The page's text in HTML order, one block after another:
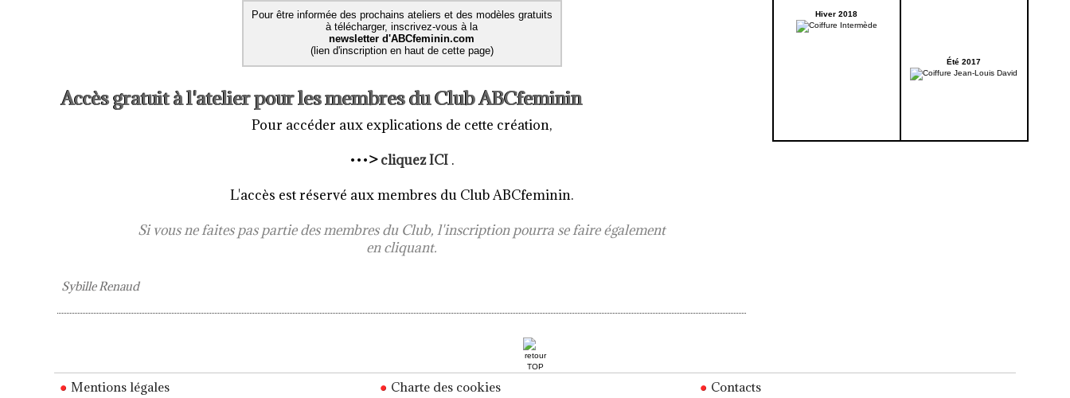
Pour être informée des prochains ateliers et des modèles gratuits
à télécharger, inscrivez-vous à la
newsletter d'ABCfeminin.com
(lien d'inscription en haut de cette page)
Accès gratuit à l'atelier pour les membres du Club ABCfeminin
Pour accéder aux explications de cette création,
•••>cliquez ICI .
L'accès est réservé aux membres du Club ABCfeminin.
Si vous ne faites pas partie des membres du Club, l'inscription pourra se faire également
en cliquant.
Sybille Renaud
Hiver 2018
Été 2017
Mentions légales Charte des cookies Contacts